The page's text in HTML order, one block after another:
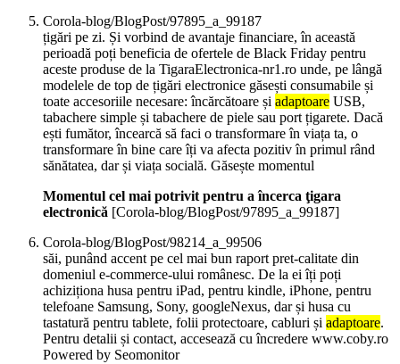
Corola-blog/BlogPost/97895_a_99187
țigări pe zi. Și vorbind de avantaje financiare, în această
perioadă poți beneficia de ofertele de Black Friday pentru
aceste produse de la TigaraElectronica-nr1.ro unde, pe lângă
modelele de top de țigări electronice găsești consumabile și
toate accesoriile necesare: încărcătoare și adaptoare USB,
tabachere simple și tabachere de piele sau port țigarete. Dacă
ești fumător, încearcă să faci o transformare în viața ta, o
transformare în bine care îți va afecta pozitiv în primul rând
sănătatea, dar și viața socială. Găsește momentul
Momentul cel mai potrivit pentru a încerca ţigara
electronică [Corola-blog/BlogPost/97895_a_99187]
Corola-blog/BlogPost/98214_a_99506
săi, punând accent pe cel mai bun raport pret-calitate din
domeniul e-commerce-ului românesc. De la ei îți poți
achiziționa husa pentru iPad, pentru kindle, iPhone, pentru
telefoane Samsung, Sony, googleNexus, dar și husa cu
tastatură pentru tablete, folii protectoare, cabluri și adaptoare.
Pentru detalii și contact, accesează cu încredere www.coby.ro
Powered by Seomonitor